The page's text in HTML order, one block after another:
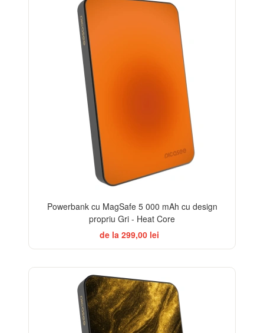
Powerbank cu MagSafe 5 000 mAh cu design
propriu Gri - Heat Core
de la 299,00 lei